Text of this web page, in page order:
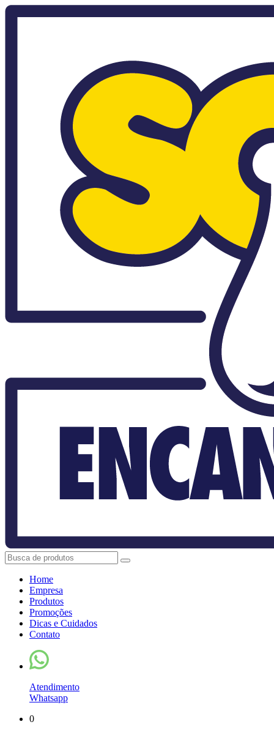
Home
Empresa
Produtos
Promoções
Dicas e Cuidados
Contato
Atendimento
Whatsapp
0